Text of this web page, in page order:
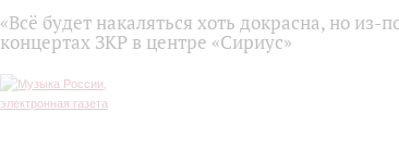
«Всё будет накаляться хоть докрасна, но
концертах ЗКР в центре «Сириус»